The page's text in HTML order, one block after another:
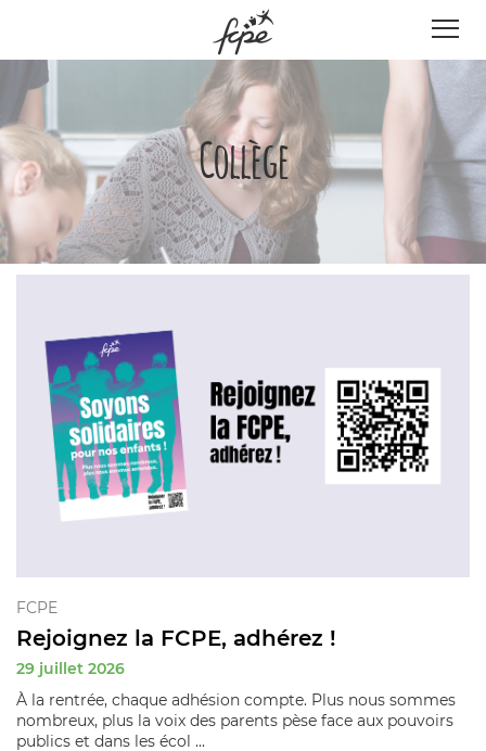
Collège
FCPE
Rejoignez la FCPE, adhérez !
29 juillet 2026
À la rentrée, chaque adhésion compte. Plus nous sommes
nombreux, plus la voix des parents pèse face aux pouvoirs
publics et dans les écol ...